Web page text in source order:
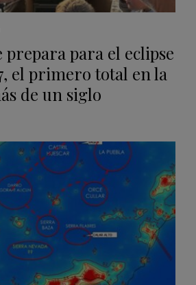
prepara para el eclipse
el primero total en la
de un siglo